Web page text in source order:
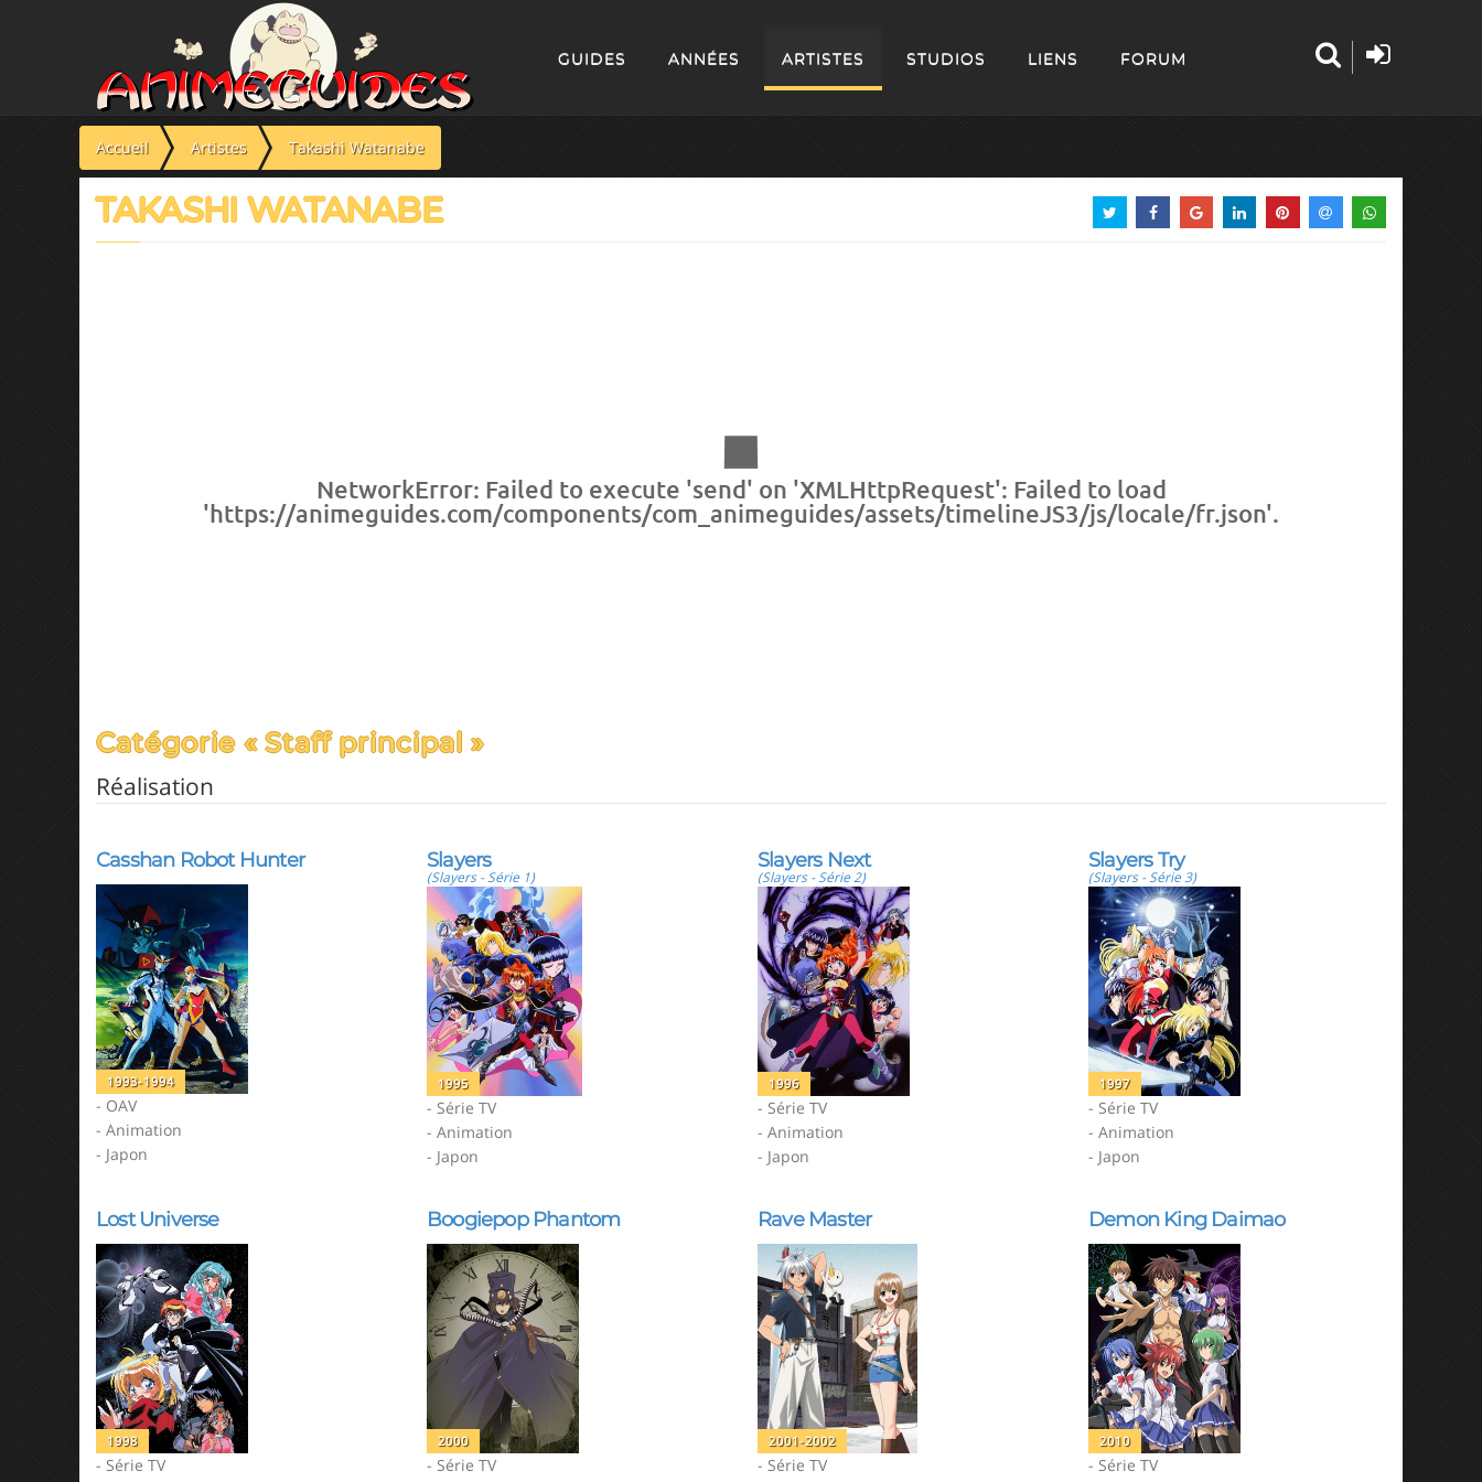
GUIDES ANNÉES ARTISTES STUDIOS LIENS FORUM
Accueil Artistes Takashi Watanabe
TAKASHI WATANABE
NetworkError: Failed to execute 'send' on 'XMLHttpRequest': Failed to load
'https://animeguides.com/components/com_animeguides/assets/timelineJS3/js/locale/fr.json'.
Catégorie « Staff principal »
Réalisation
Casshan Robot Hunter
1993-1994
- OAV
- Animation
- Japon
Slayers
(Slayers - Série 1)
1995
- Série TV
- Animation
- Japon
Slayers Next
(Slayers - Série 2)
1996
- Série TV
- Animation
- Japon
Slayers Try
(Slayers - Série 3)
1997
- Série TV
- Animation
- Japon
Lost Universe
1998
- Série TV
Boogiepop Phantom
2000
- Série TV
Rave Master
2001-2002
- Série TV
Demon King Daimao
2010
- Série TV